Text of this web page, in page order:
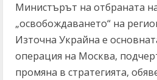
Министърът на отбраната
„освобождаването“ на
Източна Украйна е
операция на Москва,
промяна в стратегията,